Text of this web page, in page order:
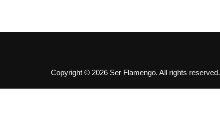
Copyright © 2026 Ser Flamengo. All rights reserved.